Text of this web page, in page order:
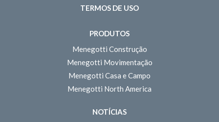
TERMOS DE USO
PRODUTOS
Menegotti Construção
Menegotti Movimentação
Menegotti Casa e Campo
Menegotti North America
NOTÍCIAS